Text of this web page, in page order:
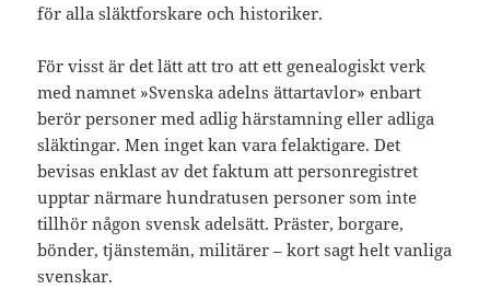
för alla släktforskare och historiker.
För visst är det lätt att tro att ett genealogiskt verk
med namnet »Svenska adelns ättartavlor» enbart
berör personer med adlig härstamning eller adliga
släktingar. Men inget kan vara felaktigare. Det
bevisas enklast av det faktum att personregistret
upptar närmare hundratusen personer som inte
tillhör någon svensk adelsätt. Präster, borgare,
bönder, tjänstemän, militärer – kort sagt helt vanliga
svenskar.